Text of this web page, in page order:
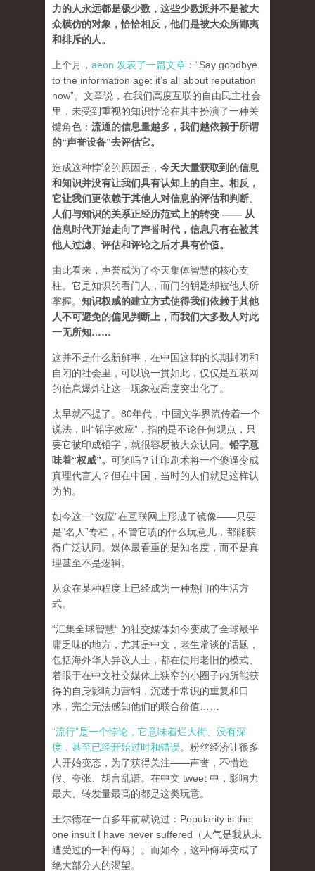
力的人永远都是极少数，这些少数派并不是被大
众模仿的对象，恰恰相反，他们是被大众所鄙夷
和排斥的人。
上个月， aeon 发表了一篇文章 ：“Say goodbye
to the information age: it’s all about reputation
now”。文章说，在我们高度互联的自由民主社会
里，未受到重视的知识悖论在其中扮演了一种关
键角色： 流通的信息量越多，我们越依赖于所谓
的“声誉设备”去评估它。
造成这种悖论的原因是， 今天大量获取到的信息
和知识并没有让我们具有认知上的自主。相反，
它让我们更依赖于其他人对信息的评估和判断。
人们与知识的关系正经历范式上的转变 —— 从
信息时代开始走向了声誉时代，信息只有在被其
他人过滤、评估和评论之后才具有价值。
由此看来，声誉成为了今天集体智慧的核心支
柱。它是知识的看门人，而门的钥匙却被他人所
掌握。 知识权威的建立方式使得我们依赖于其他
人不可避免的偏见判断上，而我们大多数人对此
一无所知……
这并不是什么新鲜事，在中国这样的长期封闭和
自闭的社会里，可以说一贯如此，仅仅是互联网
的信息爆炸让这一现象被高度突出化了。
太早就不提了。80年代，中国文学界流传着一个
说法，叫“铅字效应”，指的是不论任何观点，只
要它被印成铅字，就很容易被大众认同。 铅字意
味着“权威”。 可笑吗？让印刷术将一个傻逼变成
真理代言人？但在中国，当时的人们就是这样认
为的。
如今这一“效应”在互联网上形成了镜像——只要
是“名人”专栏，不管它喷的什么玩意儿，都能获
得广泛认同。媒体最看重的是知名度，而不是真
理甚至不是逻辑。
从众在某种程度上已经成为一种热门的生活方
式。
“汇集全球智慧“ 的社交媒体如今变成了全球最平
庸乏味的地方，尤其是中文，老生常谈的话题，
包括海外华人异议人士，都在使用老旧的模式、
着眼于在中文社交媒体上狭窄的小圈子内所能获
得的自身影响力营销，沉迷于常识的重复和口
水，完全无法感知他们的联合价值……
“流行”是一个悖论，它意味着烂大街、没有深
度，甚至已经开始过时和错误。粉丝经济让很多
人开始变态，为了获得关注——声誉，不惜造
假、夸张、胡言乱语。在中文 tweet 中，影响力
最大、转发量最高的都是这类玩意。
王尔德在一百多年前就说过：Popularity is the
one insult I have never suffered（人气是我从未
遭受过的一种侮辱）。而如今，这种侮辱变成了
绝大部分人的渴望。